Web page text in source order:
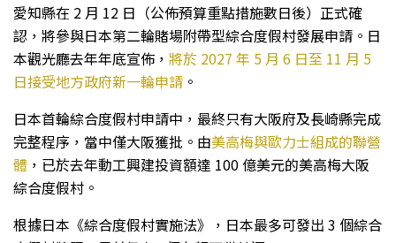
愛知縣在 2 月 12 日（公佈預算重點措施數日後）正式確
認，將參與日本第二輪賭場附帶型綜合度假村發展申請。日
本觀光廳去年年底宣佈， 將於 2027 年 5 月 6 日至 11 月 5
日接受地方政府新一輪申請 。
日本首輪綜合度假村申請中，最終只有大阪府及長崎縣完成
完整程序，當中僅大阪獲批。由美高梅與歐力士組成的聯營
體 ，已於去年動工興建投資額達 100 億美元的美高梅大阪
綜合度假村。
根據日本《綜合度假村實施法》，日本最多可發出 3 個綜合